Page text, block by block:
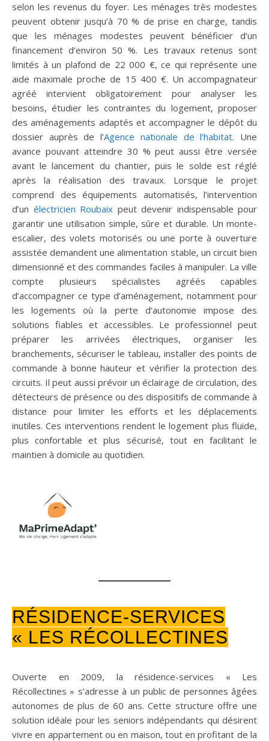
selon les revenus du foyer. Les ménages très modestes
peuvent obtenir jusqu’à 70 % de prise en charge, tandis
que les ménages modestes peuvent bénéficier d’un
financement d’environ 50 %. Les travaux retenus sont
limités à un plafond de 22 000 €, ce qui représente une
aide maximale proche de 15 400 €. Un accompagnateur
agréé intervient obligatoirement pour analyser les
besoins, étudier les contraintes du logement, proposer
des aménagements adaptés et accompagner le dépôt du
dossier auprès de l’Agence nationale de l’habitat. Une
avance pouvant atteindre 30 % peut aussi être versée
avant le lancement du chantier, puis le solde est réglé
après la réalisation des travaux. Lorsque le projet
comprend des équipements automatisés, l’intervention
d’un électricien Roubaix peut devenir indispensable pour
garantir une utilisation simple, sûre et durable. Un monte-
escalier, des volets motorisés ou une porte à ouverture
assistée demandent une alimentation stable, un circuit bien
dimensionné et des commandes faciles à manipuler. La ville
compte plusieurs spécialistes agréés capables
d’accompagner ce type d’aménagement, notamment pour
les logements où la perte d’autonomie impose des
solutions fiables et accessibles. Le professionnel peut
préparer les arrivées électriques, organiser les
branchements, sécuriser le tableau, installer des points de
commande à bonne hauteur et vérifier la protection des
circuits. Il peut aussi prévoir un éclairage de circulation, des
détecteurs de présence ou des dispositifs de commande à
distance pour limiter les efforts et les déplacements
inutiles. Ces interventions rendent le logement plus fluide,
plus confortable et plus sécurisé, tout en facilitant le
maintien à domicile au quotidien.
RÉSIDENCE-SERVICES
« LES RÉCOLLECTINES
Ouverte en 2009, la résidence-services « Les
Récollectines » s’adresse à un public de personnes âgées
autonomes de plus de 60 ans. Cette structure offre une
solution idéale pour les seniors indépendants qui désirent
vivre en appartement ou en maison, tout en profitant de la